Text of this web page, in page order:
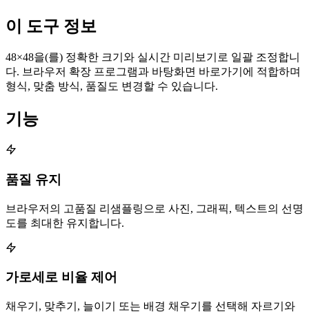
이 도구 정보
48×48을(를) 정확한 크기와 실시간 미리보기로 일괄 조정합니
다. 브라우저 확장 프로그램과 바탕화면 바로가기에 적합하며
형식, 맞춤 방식, 품질도 변경할 수 있습니다.
기능
품질 유지
브라우저의 고품질 리샘플링으로 사진, 그래픽, 텍스트의 선명
도를 최대한 유지합니다.
가로세로 비율 제어
채우기, 맞추기, 늘이기 또는 배경 채우기를 선택해 자르기와